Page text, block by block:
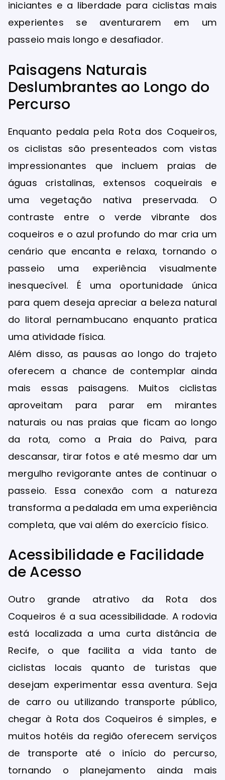
iniciantes e a liberdade para ciclistas mais
experientes se aventurarem em um
passeio mais longo e desafiador.
Paisagens Naturais
Deslumbrantes ao Longo do
Percurso
Enquanto pedala pela Rota dos Coqueiros,
os ciclistas são presenteados com vistas
impressionantes que incluem praias de
águas cristalinas, extensos coqueirais e
uma vegetação nativa preservada. O
contraste entre o verde vibrante dos
coqueiros e o azul profundo do mar cria um
cenário que encanta e relaxa, tornando o
passeio uma experiência visualmente
inesquecível. É uma oportunidade única
para quem deseja apreciar a beleza natural
do litoral pernambucano enquanto pratica
uma atividade física.
Além disso, as pausas ao longo do trajeto
oferecem a chance de contemplar ainda
mais essas paisagens. Muitos ciclistas
aproveitam para parar em mirantes
naturais ou nas praias que ficam ao longo
da rota, como a Praia do Paiva, para
descansar, tirar fotos e até mesmo dar um
mergulho revigorante antes de continuar o
passeio. Essa conexão com a natureza
transforma a pedalada em uma experiência
completa, que vai além do exercício físico.
Acessibilidade e Facilidade
de Acesso
Outro grande atrativo da Rota dos
Coqueiros é a sua acessibilidade. A rodovia
está localizada a uma curta distância de
Recife, o que facilita a vida tanto de
ciclistas locais quanto de turistas que
desejam experimentar essa aventura. Seja
de carro ou utilizando transporte público,
chegar à Rota dos Coqueiros é simples, e
muitos hotéis da região oferecem serviços
de transporte até o início do percurso,
tornando o planejamento ainda mais